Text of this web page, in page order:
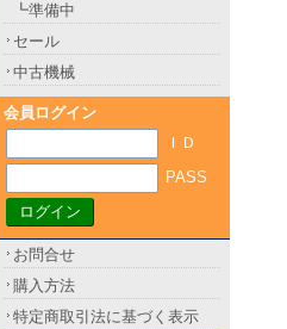
┗準備中
セール
中古機械
会員ログイン
ＩＤ
PASS
お問合せ
購入方法
特定商取引法に基づく表示